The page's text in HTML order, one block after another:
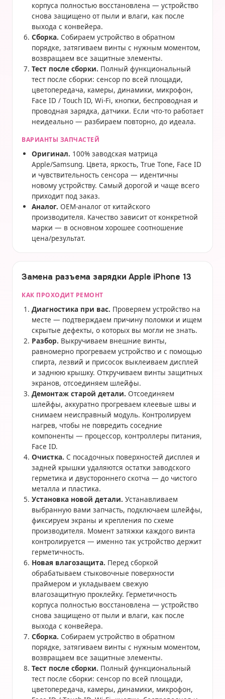
корпуса полностью восстановлена — устройство
снова защищено от пыли и влаги, как после
выхода с конвейера.
Сборка. Собираем устройство в обратном
порядке, затягиваем винты с нужным моментом,
возвращаем все защитные элементы.
Тест после сборки. Полный функциональный
тест после сборки: сенсор по всей площади,
цветопередача, камеры, динамики, микрофон,
Face ID / Touch ID, Wi-Fi, кнопки, беспроводная и
проводная зарядка, датчики. Если что-то работает
неидеально — разбираем повторно, до идеала.
ВАРИАНТЫ ЗАПЧАСТЕЙ
Оригинал. 100% заводская матрица
Apple/Samsung. Цвета, яркость, True Tone, Face ID
и чувствительность сенсора — идентичны
новому устройству. Самый дорогой и чаще всего
приходит под заказ.
Аналог. OEM-аналог от китайского
производителя. Качество зависит от конкретной
марки — в основном хорошее соотношение
цена/результат.
Замена разъема зарядки Apple iPhone 13
КАК ПРОХОДИТ РЕМОНТ
Диагностика при вас. Проверяем устройство на
месте — подтверждаем причину поломки и ищем
скрытые дефекты, о которых вы могли не знать.
Разбор. Выкручиваем внешние винты,
равномерно прогреваем устройство и с помощью
спирта, лезвий и присосок выклеиваем дисплей
и заднюю крышку. Откручиваем винты защитных
экранов, отсоединяем шлейфы.
Демонтаж старой детали. Отсоединяем
шлейфы, аккуратно прогреваем клеевые швы и
снимаем неисправный модуль. Контролируем
нагрев, чтобы не повредить соседние
компоненты — процессор, контроллеры питания,
Face ID.
Очистка. С посадочных поверхностей дисплея и
задней крышки удаляются остатки заводского
герметика и двустороннего скотча — до чистого
металла и пластика.
Установка новой детали. Устанавливаем
выбранную вами запчасть, подключаем шлейфы,
фиксируем экраны и крепления по схеме
производителя. Момент затяжки каждого винта
контролируется — именно так устройство держит
герметичность.
Новая влагозащита. Перед сборкой
обрабатываем стыковочные поверхности
праймером и укладываем свежую
влагозащитную проклейку. Герметичность
корпуса полностью восстановлена — устройство
снова защищено от пыли и влаги, как после
выхода с конвейера.
Сборка. Собираем устройство в обратном
порядке, затягиваем винты с нужным моментом,
возвращаем все защитные элементы.
Тест после сборки. Полный функциональный
тест после сборки: сенсор по всей площади,
цветопередача, камеры, динамики, микрофон,